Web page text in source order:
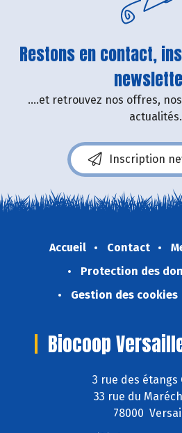
Restons en contact,
....et retrouvez nos offres,
actualités.
Inscription
Accueil Contact
Protection des
Gestion des cookies
Biocoop
3 rue des étangs
33 rue du
78000